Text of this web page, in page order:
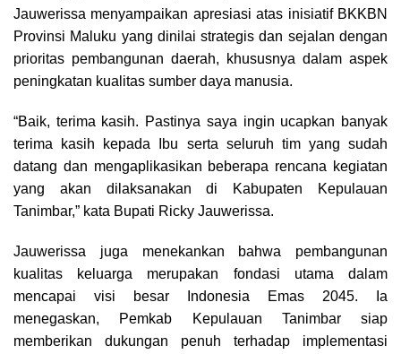
Jauwerissa menyampaikan apresiasi atas inisiatif BKKBN
Provinsi Maluku yang dinilai strategis dan sejalan dengan
prioritas pembangunan daerah, khususnya dalam aspek
peningkatan kualitas sumber daya manusia.
“Baik, terima kasih. Pastinya saya ingin ucapkan banyak
terima kasih kepada Ibu serta seluruh tim yang sudah
datang dan mengaplikasikan beberapa rencana kegiatan
yang akan dilaksanakan di Kabupaten Kepulauan
Tanimbar,” kata Bupati Ricky Jauwerissa.
Jauwerissa juga menekankan bahwa pembangunan
kualitas keluarga merupakan fondasi utama dalam
mencapai visi besar Indonesia Emas 2045. Ia
menegaskan, Pemkab Kepulauan Tanimbar siap
memberikan dukungan penuh terhadap implementasi